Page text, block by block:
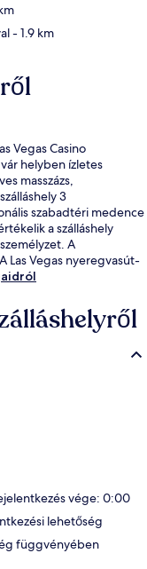
- 1.9 km
Vegas Casino
helyben ízletes
masszázs,
3
szabadtéri medence
a szálláshely
A
Las Vegas nyeregvasút-
vége: 0:00
lehetőség
függvényében